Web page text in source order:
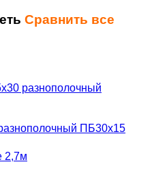
Сравнить все
ПБ30х15